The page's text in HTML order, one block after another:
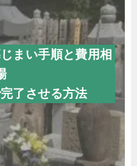
まい手順と費用相
了させる方法